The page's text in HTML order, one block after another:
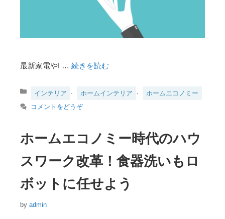
最新家電やI … 続きを読む
カ
ゴ
インテリア 、 ホームインテリア 、
ホームエコノミー
コメントをどうぞ
ホームエコノミー時代のハウ
スワーク改革！食器洗いもロ
ボットに任せよう
by admin